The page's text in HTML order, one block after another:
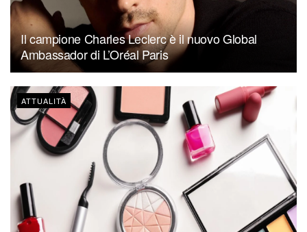
Il campione Charles Leclerc è il nuovo Global
Ambassador di L’Oréal Paris
ATTUALITÀ